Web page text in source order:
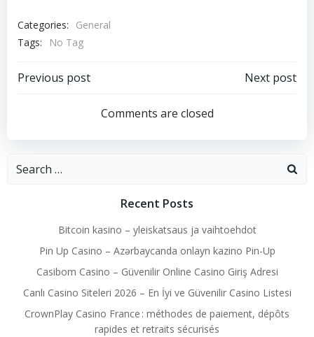
Categories:
General
Tags:
No Tag
Post
navigation
Previous post
navigation
Next post
Comments are closed
Search
Recent Posts
Bitcoin kasino – yleiskatsaus ja vaihtoehdot
Pin Up Casino – Azərbaycanda onlayn kazino Pin-Up
Casibom Casino – Güvenilir Online Casino Giriş Adresi
Canlı Casino Siteleri 2026 – En İyi ve Güvenilir Casino Listesi
CrownPlay Casino France : méthodes de paiement, dépôts
rapides et retraits sécurisés